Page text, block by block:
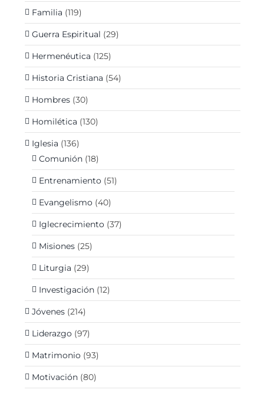
Familia (119)
Guerra Espiritual (29)
Hermenéutica (125)
Historia Cristiana (54)
Hombres (30)
Homilética (130)
Iglesia (136)
Comunión (18)
Entrenamiento (51)
Evangelismo (40)
Iglecrecimiento (37)
Misiones (25)
Liturgia (29)
Investigación (12)
Jóvenes (214)
Liderazgo (97)
Matrimonio (93)
Motivación (80)